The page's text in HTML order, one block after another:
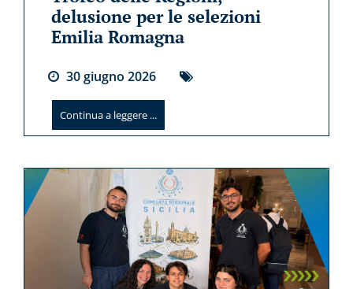
delusione per le selezioni
Emilia Romagna
30giugno 2026
Continua a leggere ...